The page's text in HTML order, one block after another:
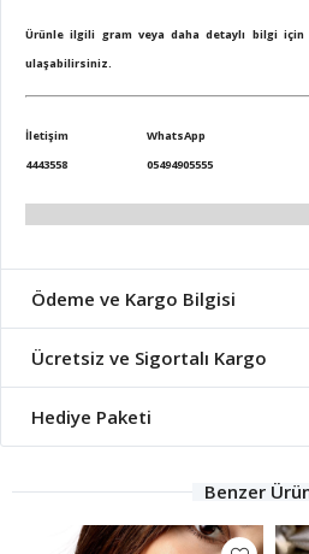
Ürünle ilgili gram veya daha detaylı bilgi
ulaşabilirsiniz.
İletişim
4443558
WhatsApp
05494905555
Ödeme ve Kargo Bilgisi
Ücretsiz ve Sigortalı Kargo
Hediye Paketi
Benzer